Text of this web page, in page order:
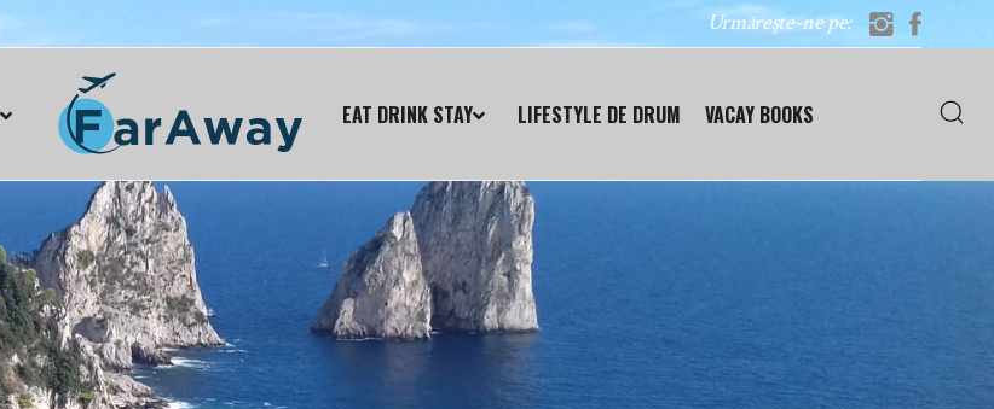
Urmărește-ne pe:
EAT DRINK STAY LIFESTYLE DE DRUM VACAY BOOKS